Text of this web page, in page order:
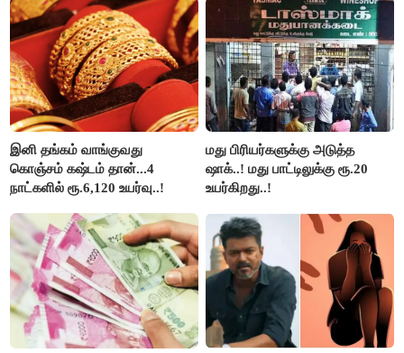
பங்கேற்பார்கள் - மாணிக்கம்
தாகூர்..!!
இனி தங்கம் வாங்குவது
கொஞ்சம் கஷ்டம் தான்...4
நாட்களில் ரூ.6,120 உயர்வு..!
மது பிரியர்களுக்கு அடுத்த
ஷாக்..! மது பாட்டிலுக்கு ரூ.20
உயர்கிறது..!